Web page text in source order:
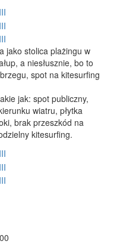
jako stolica plażingu w
a niesłusznie, bo to
spot na kitesurfing
jak: spot publiczny,
wiatru, płytka
brak przeszkód na
kitesurfing.